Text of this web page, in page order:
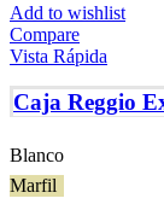
Add to wishlist
Compare
Vista Rápida
Caja Reggio
Blanco
Marfil